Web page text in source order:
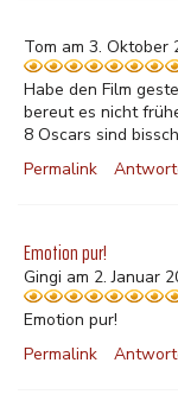
Tom am 3. Oktober
Habe den Film
bereut es nicht
8 Oscars sind
Permalink
Emotion pur!
Gingi am 2. Januar
Emotion pur!
Permalink